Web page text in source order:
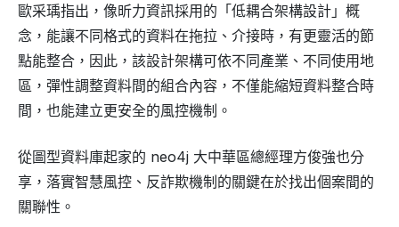
歐采瑀指出，像昕力資訊採用的「低耦合架構設計」概
念，能讓不同格式的資料在拖拉、介接時，有更靈活的節
點能整合，因此，該設計架構可依不同產業、不同使用地
區，彈性調整資料間的組合內容，不僅能縮短資料整合時
間，也能建立更安全的風控機制。
從圖型資料庫起家的 neo4j 大中華區總經理方俊強也分
享，落實智慧風控、反詐欺機制的關鍵在於找出個案間的
關聯性。